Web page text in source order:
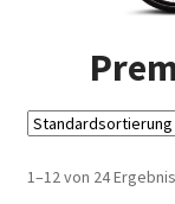
Kontakt
Versandarten
Vertrag
1–12 von 24